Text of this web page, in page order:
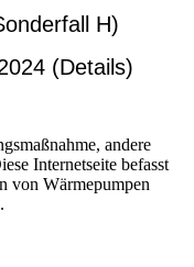
H)
(Details)
andere
Internetseite befasst
von Wärmepumpen